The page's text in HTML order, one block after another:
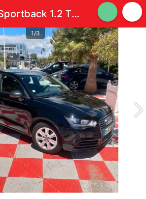
Audi A1 Sportback 1.2 TFSI 86 Business Line
1/3